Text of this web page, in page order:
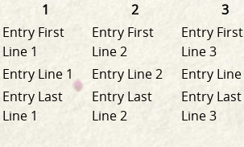
1
2
3
Entry First
Line 1
Entry First
Line 2
Entry First
Line 3
Entry Line 1
Entry Line 2 Entry
Entry Last
Line 1
Entry Last
Line 2
Entry Last
Line 3